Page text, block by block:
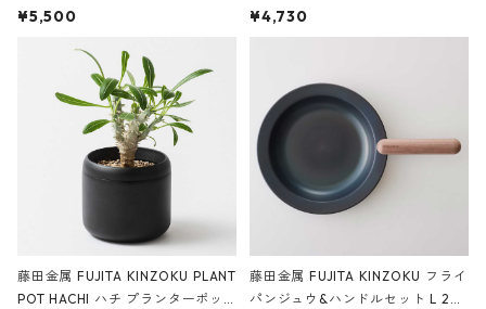
サンドカラー 石調 ideaco Station
¥5,500
石調 ideaco Umbrella Stand CUB
E ストーンサンドブラック
¥4,730
藤田金属 FUJITA KINZOKU PLANT
POT HACHI ハチ プランターポッ
藤田金属 FUJITA KINZOKU フライ
パンジュウ&ハンドルセット L 24c